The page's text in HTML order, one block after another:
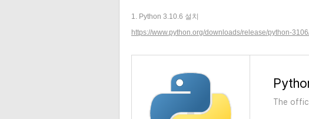
1. Python 3.10.6 설치
https://www.python.org/downloads/release/python-
The